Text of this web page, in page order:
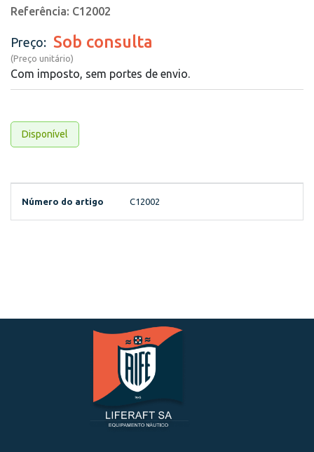
Referência: C12002
Preço: Sob consulta
(Preço unitário)
Com imposto, sem portes de envio.
Disponível
Número do artigo C12002